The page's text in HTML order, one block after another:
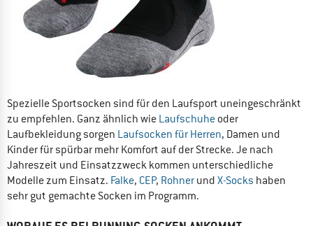
Spezielle Sportsocken sind für den Laufsport uneingeschränkt
zu empfehlen. Ganz ähnlich wie Laufschuhe oder
Laufbekleidung sorgen Laufsocken für Herren, Damen und
Kinder für spürbar mehr Komfort auf der Strecke. Je nach
Jahreszeit und Einsatzzweck kommen unterschiedliche
Modelle zum Einsatz. Falke, CEP, Rohner und X-Socks haben
sehr gut gemachte Socken im Programm.